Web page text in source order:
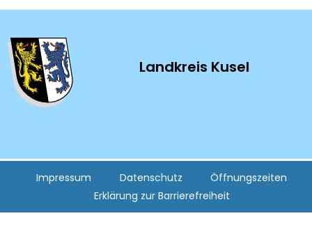
Landkreis Kusel
Impressum Datenschutz
Öffnungszeiten
Erklärung zur Barrierefreiheit